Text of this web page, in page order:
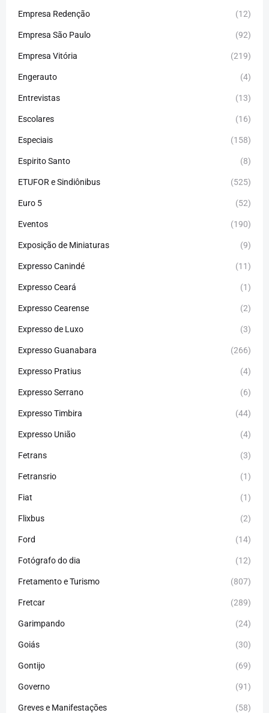
Empresa Redenção (12)
Empresa São Paulo (92)
Empresa Vitória (219)
Engerauto (4)
Entrevistas (13)
Escolares (16)
Especiais (158)
Espirito Santo (8)
ETUFOR e Sindiônibus (525)
Euro 5 (52)
Eventos (190)
Exposição de Miniaturas (9)
Expresso Canindé (11)
Expresso Ceará (1)
Expresso Cearense (2)
Expresso de Luxo (3)
Expresso Guanabara (266)
Expresso Pratius (4)
Expresso Serrano (6)
Expresso Timbira (44)
Expresso União (4)
Fetrans (3)
Fetransrio (1)
Fiat (1)
Flixbus (2)
Ford (14)
Fotógrafo do dia (12)
Fretamento e Turismo (807)
Fretcar (289)
Garimpando (24)
Goiás (30)
Gontijo (69)
Governo (91)
Greves e Manifestações (58)